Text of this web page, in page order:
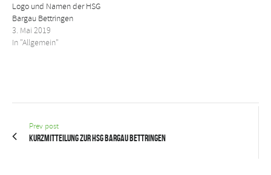
Logo und Namen der HSG
Bargau Bettringen
3. Mai 2019
In "Allgemein"
Prev post
Kurzmitteilung zur HSG Bargau Bettringen